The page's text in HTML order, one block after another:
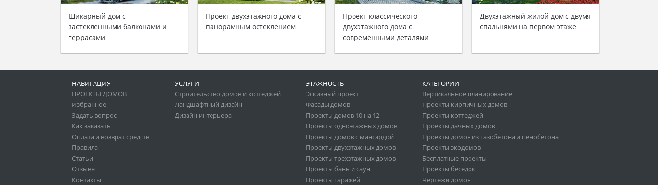
Шикарный дом с
застекленными балконами и
террасами
Проект двухэтажного дома с
панорамным остеклением
Проект классического
двухэтажного дома с
современными деталями
Двухэтажный жилой дом с двумя
спальнями на первом этаже
НАВИГАЦИЯ
ПРОЕКТЫ ДОМОВ
Избранное
Задать вопрос
Как заказать
Оплата и возврат средств
Правила
Статьи
Отзывы
Контакты
УСЛУГИ
Строительство домов и коттеджей
Ландшафтный дизайн
Дизайн интерьера
ЭТАЖНОСТЬ
Эскизный проект
Фасады домов
Проекты домов 10 на 12
Проекты одноэтажных домов
Проекты домов с мансардой
Проекты двухэтажных домов
Проекты трехэтажных домов
Проекты бань и саун
Проекты гаражей
КАТЕГОРИИ
Вертикальное планирование
Проекты кирпичных домов
Проекты коттеджей
Проекты дачных домов
Проекты домов из газобетона и пенобетона
Проекты экодомов
Бесплатные проекты
Проекты беседок
Чертежи домов